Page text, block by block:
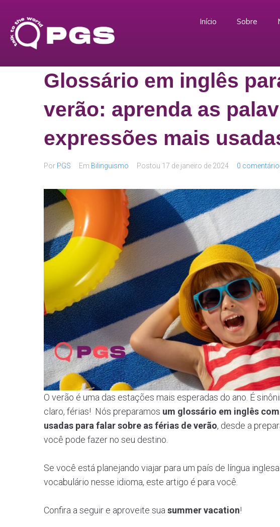
Início Sobre
Glossário em inglês
verão: aprenda as
expressões mais
Por PGS Em Bilinguismo Postou 17 de janeiro de 2024 0
O verão é uma das estações mais esperadas do ano. É
claro, férias! Nós preparamos um glossário em inglês
usadas para falar sobre as férias de verão, desde a
você pode fazer no seu destino.
Se você está planejando viajar para um país de língua
vocabulário nesse idioma, este artigo é para você.
Confira a seguir e aproveite sua summer vacation!